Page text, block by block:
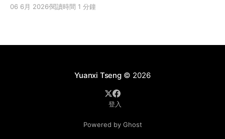
06 6月 2026閱讀時間 1 分鐘
Yuanxi Tseng© 2026
登入
Powered by Ghost